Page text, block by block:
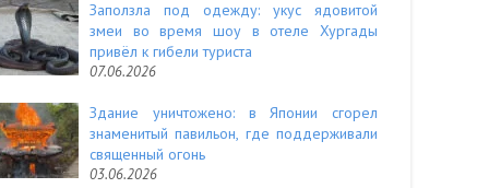
Заползла под одежду: укус ядовитой
змеи во время шоу в отеле Хургады
привёл к гибели туриста
07.06.2026
Здание уничтожено: в Японии сгорел
знаменитый павильон, где поддерживали
священный огонь
03.06.2026